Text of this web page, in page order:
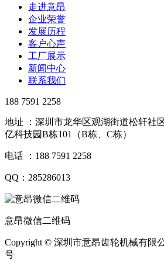
走进意昂
企业荣誉
发展历程
客户心声
工厂展示
新闻中心
联系我们
188 7591 2258
地址 ：深圳市龙华区观湖街道松轩社
亿科技园B栋101（B栋、C栋）
电话 ：188 7591 2258
QQ：285286013
意昂微信二维码
Copyright © 深圳市意昂齿轮机械有限
号